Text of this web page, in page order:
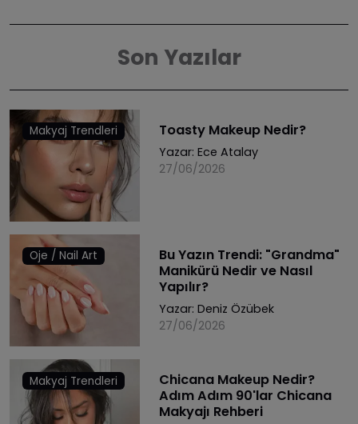
Son Yazılar
Makyaj Trendleri Toasty Makeup Nedir?
Yazar: Ece Atalay
27/06/2026
Oje / Nail Art
Bu Yazın Trendi: "Grandma"
Manikürü Nedir ve Nasıl
Yapılır?
Yazar: Deniz Özübek
27/06/2026
Makyaj Trendleri
Chicana Makeup Nedir?
Adım Adım 90'lar Chicana
Makyajı Rehberi